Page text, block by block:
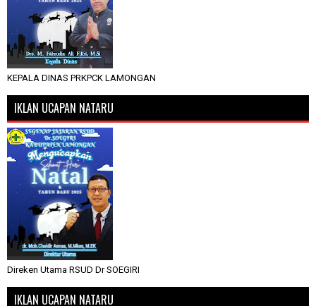
KEPALA DINAS PRKPCK LAMONGAN
IKLAN UCAPAN NATARU
Direken Utama RSUD Dr SOEGIRI
IKLAN UCAPAN NATARU